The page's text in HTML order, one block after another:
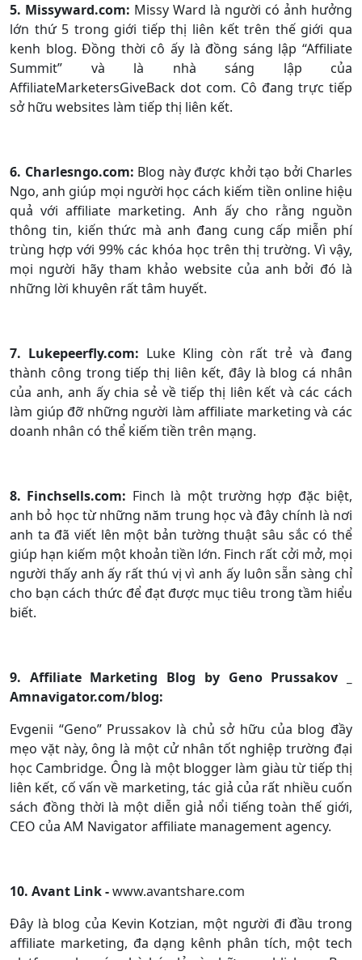
5. Missyward.com: Missy Ward là người có ảnh hưởng
lớn thứ 5 trong giới tiếp thị liên kết trên thế giới qua
kenh blog. Đồng thời cô ấy là đồng sáng lập “Affiliate
Summit” và là nhà sáng lập của
AffiliateMarketersGiveBack dot com. Cô đang trực tiếp
sở hữu websites làm tiếp thị liên kết.
6. Charlesngo.com: Blog này được khởi tạo bởi Charles
Ngo, anh giúp mọi người học cách kiếm tiền online hiệu
quả với affiliate marketing. Anh ấy cho rằng nguồn
thông tin, kiến thức mà anh đang cung cấp miễn phí
trùng hợp với 99% các khóa học trên thị trường. Vì vậy,
mọi người hãy tham khảo website của anh bởi đó là
những lời khuyên rất tâm huyết.
7. Lukepeerfly.com: Luke Kling còn rất trẻ và đang
thành công trong tiếp thị liên kết, đây là blog cá nhân
của anh, anh ấy chia sẻ về tiếp thị liên kết và các cách
làm giúp đỡ những người làm affiliate marketing và các
doanh nhân có thể kiếm tiền trên mạng.
8. Finchsells.com: Finch là một trường hợp đặc biệt,
anh bỏ học từ những năm trung học và đây chính là nơi
anh ta đã viết lên một bản tường thuật sâu sắc có thể
giúp hạn kiếm một khoản tiền lớn. Finch rất cởi mở, mọi
người thấy anh ấy rất thú vị vì anh ấy luôn sẵn sàng chỉ
cho bạn cách thức để đạt được mục tiêu trong tầm hiểu
biết.
9. Affiliate Marketing Blog by Geno Prussakov _
Amnavigator.com/blog:
Evgenii “Geno” Prussakov là chủ sở hữu của blog đầy
mẹo vặt này, ông là một cử nhân tốt nghiệp trường đại
học Cambridge. Ông là một blogger làm giàu từ tiếp thị
liên kết, cố vấn về marketing, tác giả của rất nhiều cuốn
sách đồng thời là một diễn giả nổi tiếng toàn thế giới,
CEO của AM Navigator affiliate management agency.
10. Avant Link -www.avantshare.com
Đây là blog của Kevin Kotzian, một người đi đầu trong
affiliate marketing, đa dạng kênh phân tích, một tech